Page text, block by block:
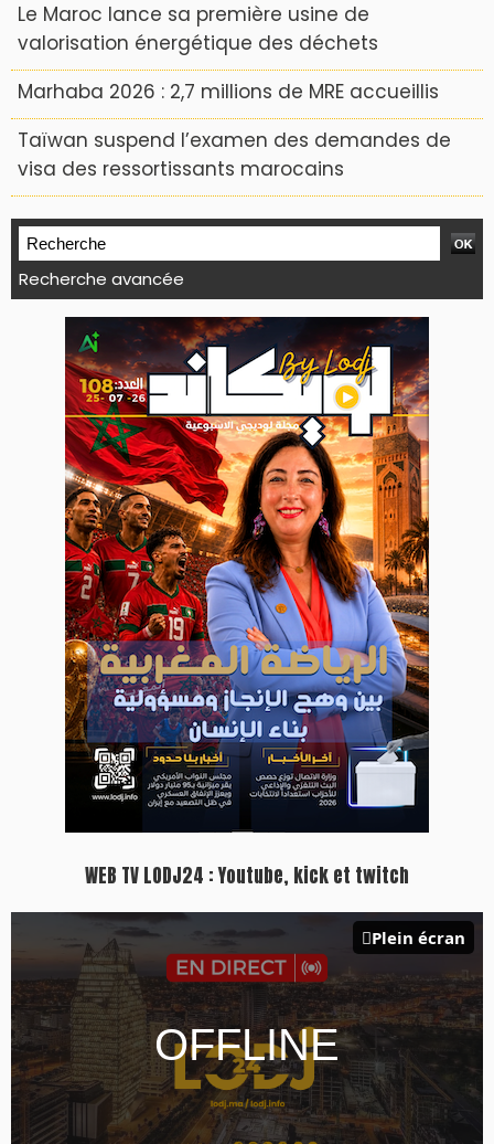
Le Maroc lance sa première usine de
valorisation énergétique des déchets
Marhaba 2026 : 2,7 millions de MRE accueillis
Taïwan suspend l’examen des demandes de
visa des ressortissants marocains
Recherche avancée
WEB TV LODJ24 : Youtube, kick et twitch
Plein écran